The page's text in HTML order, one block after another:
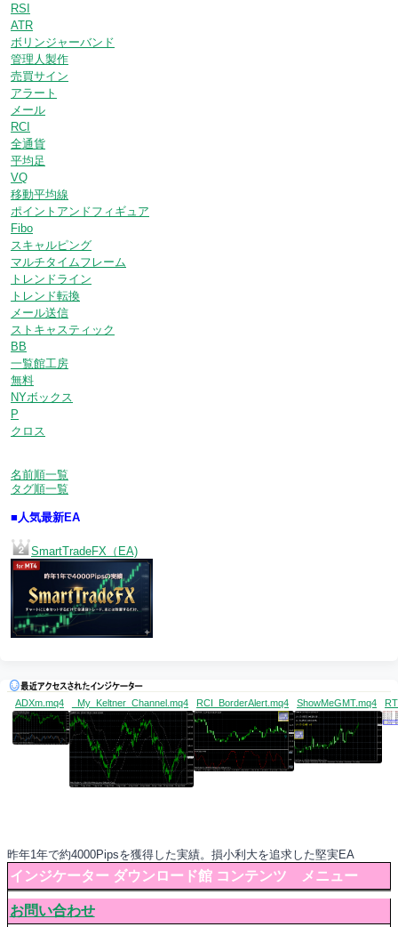
RSI
ATR
ボリンジャーバンド
管理人製作
売買サイン
アラート
メール
RCI
全通貨
平均足
VQ
移動平均線
ポイントアンドフィギュア
Fibo
スキャルピング
マルチタイムフレーム
トレンドライン
トレンド転換
メール送信
ストキャスティック
BB
一覧館工房
無料
NYボックス
P
クロス
名前順一覧
タグ順一覧
■人気最新EA
SmartTradeFX（EA)
ADXm.mq4 _My_Keltner_Channel.mq4 RCI_BorderAlert.mq4 ShowMeGMT.mq4
昨年1年で約4000Pipsを獲得した実績。損小利大を追求した堅実EA
インジケーター ダウンロード館 コンテンツ メニュー
お問い合わせ